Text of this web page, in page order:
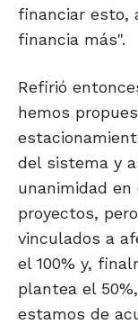
financiar esto,
financia más".
Refirió
hemos
del sistema y
unanimidad en
proyectos,
vinculados a
el 100% y,
plantea el
estamos de